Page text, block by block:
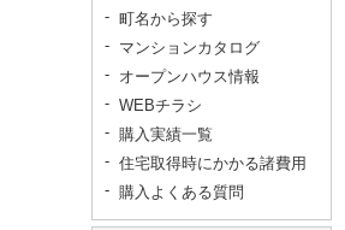
町名から探す
マンションカタログ
オープンハウス情報
WEBチラシ
購入実績一覧
住宅取得時にかかる諸費用
購入よくある質問